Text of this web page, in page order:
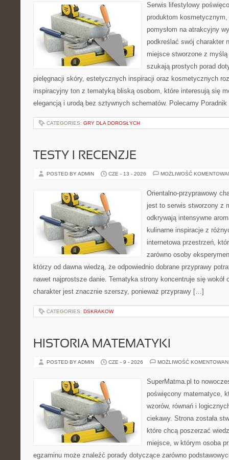
Serwis lifestylowy
produktom
pomysłom na atrakcyjny
podkreślać swój charakter
miejsce stworzone z
szukają prostych porad
pielęgnacji skóry, estetycznych inspiracji oraz kosmetycznych
inspiracyjny ton z tematyką bliską osobom, które interesują się
elegancją i urodą bez sztywnych schematów. Polecamy
CATEGORIES: GRY DLA DOROSŁYCH
TESTY I RECENZJE
POSTED BY ADMIN CZE - 13 - 2026 MOŻLIWOŚĆ
Orientalno-przyprawowy
jest to serwis stworzony z
odkrywają intensywne
kulinarne inspiracje z
internetowa przestrzeń,
zarówno osoby
którzy od dawna wiedzą, że odpowiednio dobrane przyprawy
nawet najprostsze danie. Tematyka strony koncentruje się wokół
charakter jest znacznie szerszy, ponieważ przyprawy […]
CATEGORIES: DSKRAKOW
HISTORIA MATEMATYKI
POSTED BY ADMIN CZE - 9 - 2026 MOŻLIWOŚĆ
SuperMatma.pl to
poświęcony matematyce,
wzorów, równań i
ciekawy. Strona została
które chcą poszerzać
miejsce, w którym osoba
egzaminu może znaleźć porady dotyczące zarówno